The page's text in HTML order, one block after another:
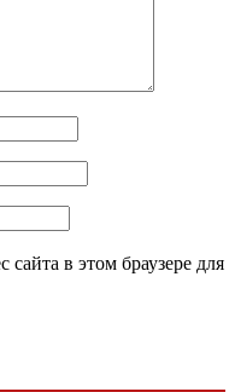
в этом браузере для